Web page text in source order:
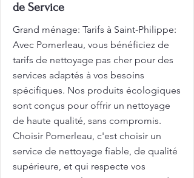
de Service
Grand ménage: Tarifs à Saint-Philippe:
Avec Pomerleau, vous bénéficiez de
tarifs de nettoyage pas cher pour des
services adaptés à vos besoins
spécifiques. Nos produits écologiques
sont conçus pour offrir un nettoyage
de haute qualité, sans compromis.
Choisir Pomerleau, c'est choisir un
service de nettoyage fiable, de qualité
supérieure, et qui respecte vos